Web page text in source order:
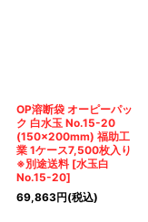
OP溶断袋 オーピーパッ
ク 白水玉 No.15-20
(150×200mm) 福助工
業 1ケース7,500枚入り
※別途送料 [水玉白
No.15-20]
69,863円(税込)